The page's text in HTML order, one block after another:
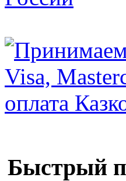
Быстрый